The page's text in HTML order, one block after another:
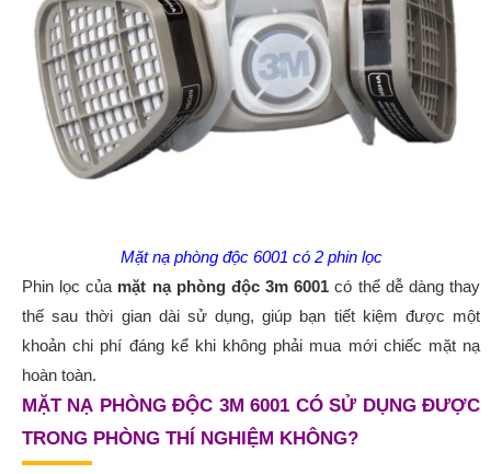
Mặt nạ phòng độc 6001 có 2 phin lọc
Phin lọc của mặt nạ phòng độc 3m 6001 có thể dễ dàng thay
thế sau thời gian dài sử dụng, giúp bạn tiết kiệm được một
khoản chi phí đáng kể khi không phải mua mới chiếc mặt nạ
hoàn toàn.
MẶT NẠ PHÒNG ĐỘC 3M 6001 CÓ SỬ DỤNG ĐƯỢC
TRONG PHÒNG THÍ NGHIỆM KHÔNG?